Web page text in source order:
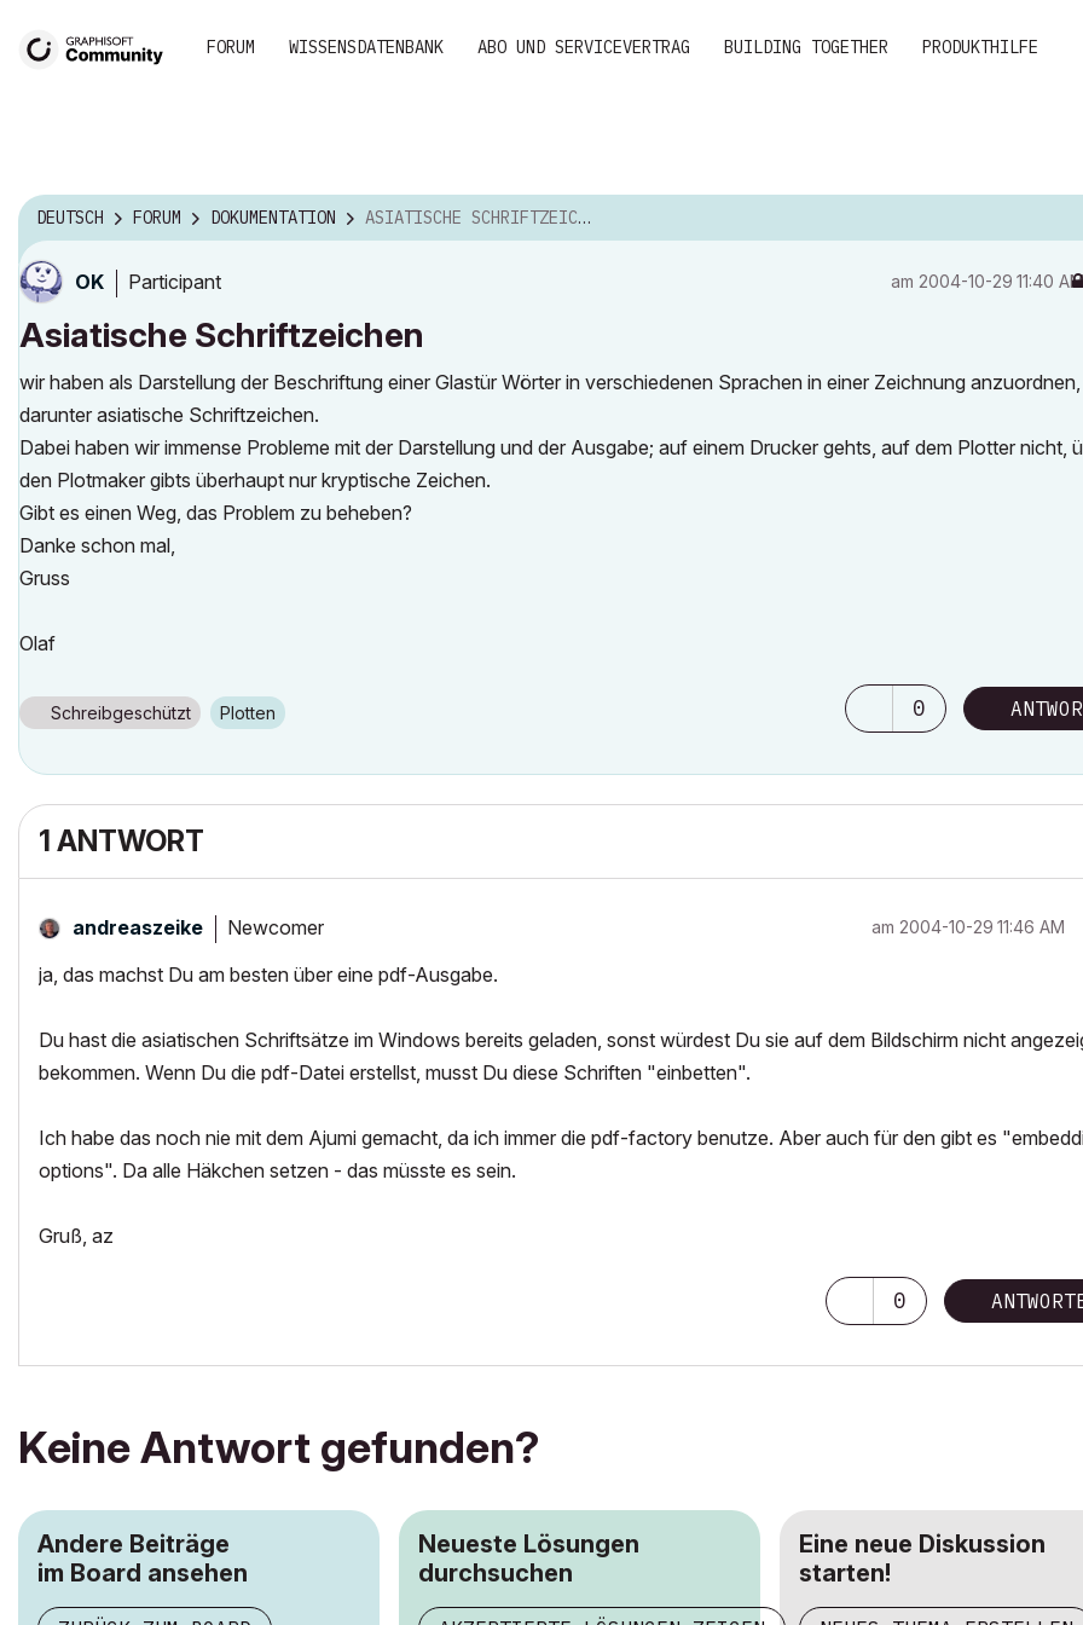
FORUM WISSENSDATENBANK ABO UND SERVICEVERTRAG BUILDING TOGETHER PRODUKTHILFE
DEUTSCH FORUM DOKUMENTATION ASIATISCHE SCHRIFTZEICHEN
OK Participant am ‎2004-10-29 11:40 AM
Asiatische Schriftzeichen
wir haben als Darstellung der Beschriftung einer Glastür Wörter in verschiedenen Sprachen in einer Zeichnung anzuordnen,
darunter asiatische Schriftzeichen.
Dabei haben wir immense Probleme mit der Darstellung und der Ausgabe; auf einem Drucker gehts, auf dem Plotter nicht,
den Plotmaker gibts überhaupt nur kryptische Zeichen.
Gibt es einen Weg, das Problem zu beheben?
Danke schon mal,
Gruss
Olaf
Schreibgeschützt Plotten 0
1 ANTWORT
andreaszeike Newcomer am ‎2004-10-29 11:46 AM
ja, das machst Du am besten über eine pdf-Ausgabe.
Du hast die asiatischen Schriftsätze im Windows bereits geladen, sonst würdest Du sie auf dem Bildschirm nicht
bekommen. Wenn Du die pdf-Datei erstellst, musst Du diese Schriften "einbetten".
Ich habe das noch nie mit dem Ajumi gemacht, da ich immer die pdf-factory benutze. Aber auch für den gibt es
options". Da alle Häkchen setzen - das müsste es sein.
Gruß, az
0
Keine Antwort gefunden?
Andere Beiträge
im Board ansehen
Neueste Lösungen
durchsuchen
Eine neue Diskussion
starten!